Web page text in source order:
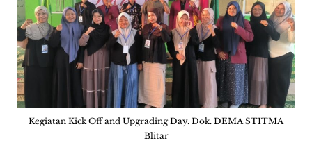
Kegiatan Kick Off and Upgrading Day. Dok. DEMA STITMA
Blitar